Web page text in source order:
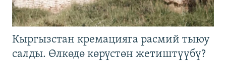
Кыргызстан кремацияга расмий тыюу
салды. Өлкөдө көрүстөн жетиштүүбү?